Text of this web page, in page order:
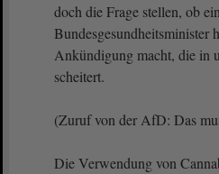
doch die Frage stellen, ob
Bundesgesundheitsminister
Ankündigung macht, die in
scheitert.
(Zuruf von der AfD: Das
Die Verwendung von